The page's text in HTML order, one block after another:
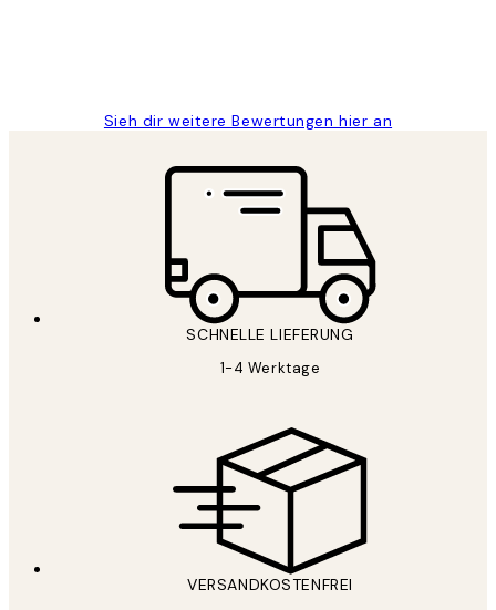
Sieh dir weitere Bewertungen hier an
SCHNELLE LIEFERUNG
1-4 Werktage
VERSANDKOSTENFREI